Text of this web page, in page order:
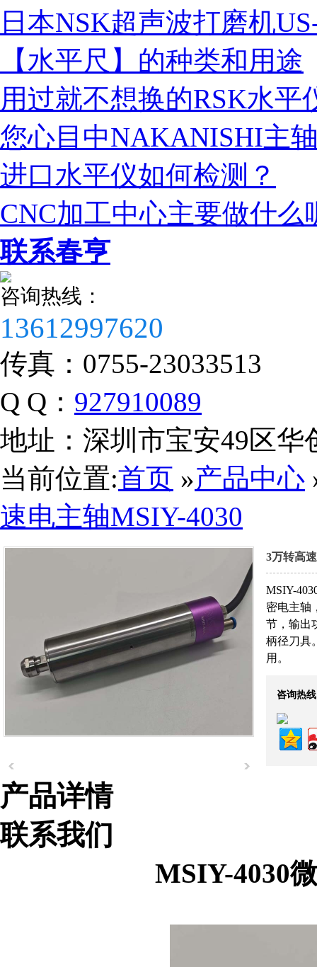
税务登记证
营业执照
日本NSK超声波打磨机
【水平尺】的种类和用途
用过就不想换的RSK水平
您心目中NAKANISHI主
进口水平仪如何检测？
CNC加工中心主要做什么
联系春亨
咨询热线：
13612997620
传真： 0755-23033513
Q Q： 927910089
地址： 深圳市宝安49区华
当前位置:首页 »产品中心
速电主轴MSIY-4030
3万转高
MSIY-
密电主轴
节，输出
柄径刀具
用。
咨询热
产品详情
联系我们
MSIY-4030